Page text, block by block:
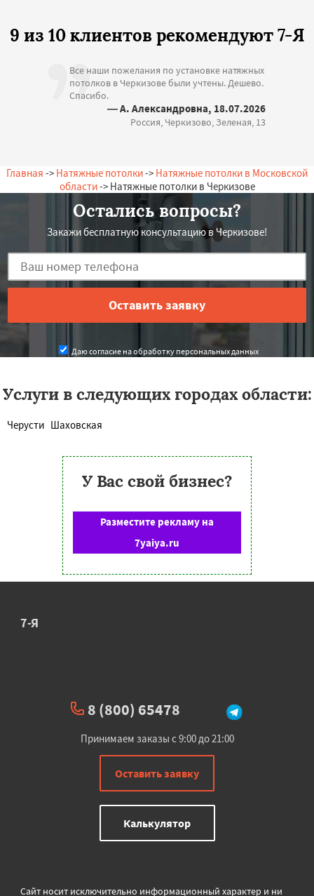
9 из 10 клиентов рекомендуют 7-Я
Все наши пожелания по установке натяжных
потолков в Черкизове были учтены. Дешево.
Спасибо.
— А. Александровна, 18.07.2026
Россия, Черкизово, Зеленая, 13
Главная -> Натяжные потолки-> Натяжные потолки в Московской
области-> Натяжные потолки в Черкизове
Остались вопросы?
Закажи бесплатную консультацию в Черкизове!
Даю согласие на обработку персональных данных
Услуги в следующих городах области:
Черусти Шаховская
У Вас свой бизнес?
Разместите рекламу на
7yaiya.ru
7-Я
8 (800) 65478
Принимаем заказы с 9:00 до 21:00
Оставить заявку
Калькулятор
Сайт носит исключительно информационный характер и ни